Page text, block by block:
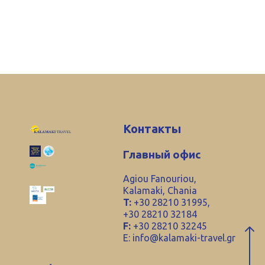
Контакты
Главный офис
Agiou Fanouriou,
Kalamaki, Chania
T: +30 28210 31995,
+30 28210 32184
F: +30 28210 32245
E: info@kalamaki-travel.gr